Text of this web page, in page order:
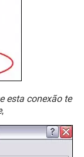
esta conexão te
,